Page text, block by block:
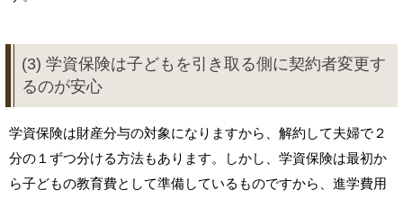
(3) 学資保険は子どもを引き取る側に契約者変更す
るのが安心
学資保険は財産分与の対象になりますから、解約して夫婦で２
分の１ずつ分ける方法もあります。しかし、学資保険は最初か
ら子どもの教育費として準備しているものですから、進学費用